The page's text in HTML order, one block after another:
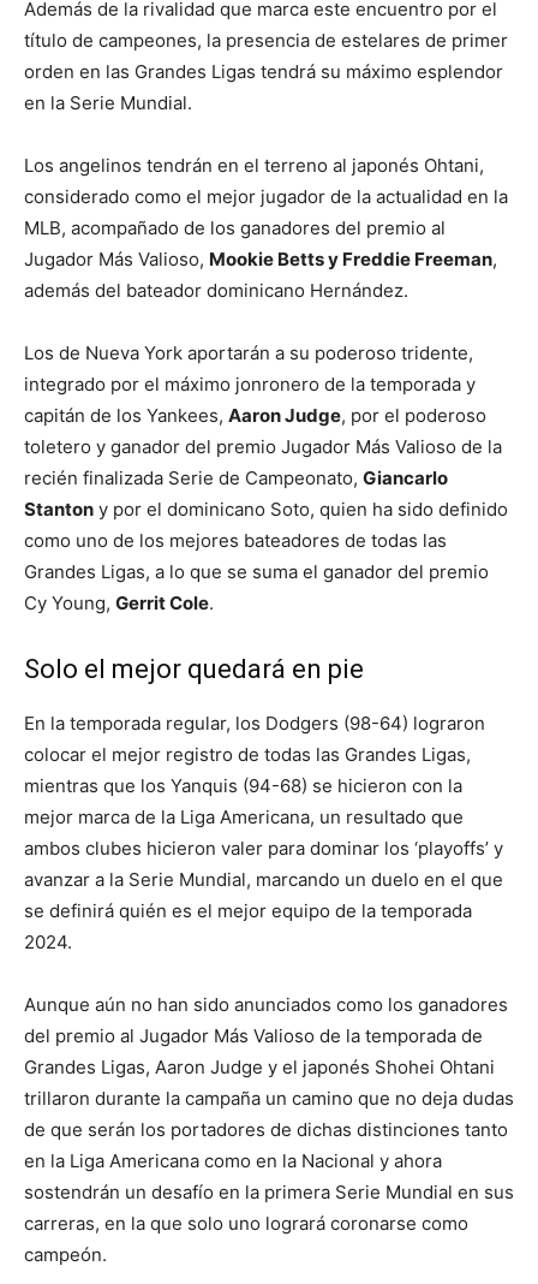
Además de la rivalidad que marca este encuentro por el
título de campeones, la presencia de estelares de primer
orden en las Grandes Ligas tendrá su máximo esplendor
en la Serie Mundial.
Los angelinos tendrán en el terreno al japonés Ohtani,
considerado como el mejor jugador de la actualidad en la
MLB, acompañado de los ganadores del premio al
Jugador Más Valioso, Mookie Betts y Freddie Freeman,
además del bateador dominicano Hernández.
Los de Nueva York aportarán a su poderoso tridente,
integrado por el máximo jonronero de la temporada y
capitán de los Yankees, Aaron Judge, por el poderoso
toletero y ganador del premio Jugador Más Valioso de la
recién finalizada Serie de Campeonato, Giancarlo
Stanton y por el dominicano Soto, quien ha sido definido
como uno de los mejores bateadores de todas las
Grandes Ligas, a lo que se suma el ganador del premio
Cy Young, Gerrit Cole.
Solo el mejor quedará en pie
En la temporada regular, los Dodgers (98-64) lograron
colocar el mejor registro de todas las Grandes Ligas,
mientras que los Yanquis (94-68) se hicieron con la
mejor marca de la Liga Americana, un resultado que
ambos clubes hicieron valer para dominar los ‘playoffs’ y
avanzar a la Serie Mundial, marcando un duelo en el que
se definirá quién es el mejor equipo de la temporada
2024.
Aunque aún no han sido anunciados como los ganadores
del premio al Jugador Más Valioso de la temporada de
Grandes Ligas, Aaron Judge y el japonés Shohei Ohtani
trillaron durante la campaña un camino que no deja dudas
de que serán los portadores de dichas distinciones tanto
en la Liga Americana como en la Nacional y ahora
sostendrán un desafío en la primera Serie Mundial en sus
carreras, en la que solo uno logrará coronarse como
campeón.